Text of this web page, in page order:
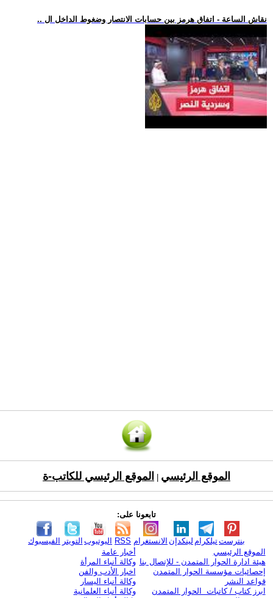
.. نقاش الساعة - اتفاق هرمز بين حسابات الانتصار وضغوط الداخل ال
الموقع الرئيسي الموقع الرئيسي للكاتب-ة
تابعونا على:
الفيسبوك التويتر اليوتيوب RSS الانستغرام لينكدإن تيلكرامبنترست
الموقع الرئيسي
هيئة ادارة الحوار المتمدن - للإتصال بنا
إحصائيات مؤسسة الحوار المتمدن
قواعد النشر
ابرز كتاب / كاتبات الحوار المتمدن
أخبار عامة
وكالة أنباء المرأة
اخبار الأدب والفن
وكالة أنباء اليسار
وكالة أنباء العلمانية